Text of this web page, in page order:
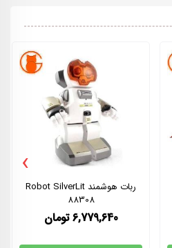
ربات هوشمند Robot SilverLit
88308
6,779,640 تومان
›